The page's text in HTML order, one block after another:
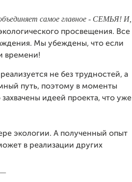
самое главное - СЕМЬЯ! И,
просвещения. Все
Мы убеждены, что если
времени!
не без трудностей, а
путь, поэтому в моменты
идеей проекта, что уже
экологии. А полученный опыт
в реализации других